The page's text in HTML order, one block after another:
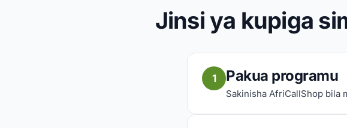
Jinsi ya kupiga
1 Pakua programu
Sakinisha AfriCallShop bila